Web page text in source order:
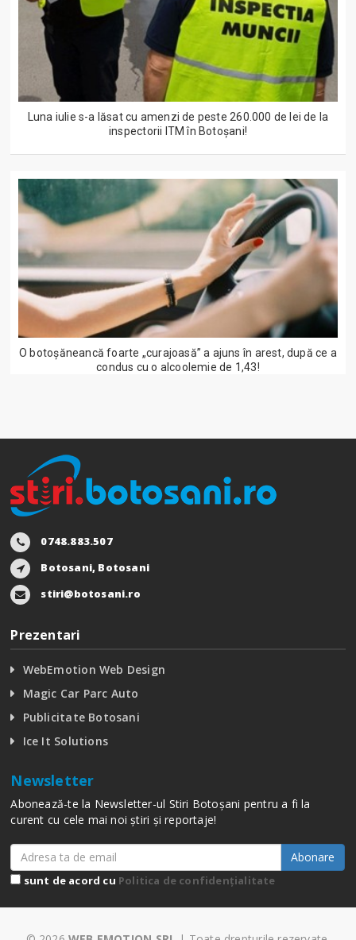
Luna iulie s-a lăsat cu amenzi de peste 260.000 de lei de la
inspectorii ITM în Botoșani!
O botoșăneancă foarte „curajoasă” a ajuns în arest, după ce a
condus cu o alcoolemie de 1,43!
0748.883.507
Botosani, Botosani
stiri@botosani.ro
Prezentari
WebEmotion Web Design
Magic Car Parc Auto
Publicitate Botosani
Ice It Solutions
Newsletter
Abonează-te la Newsletter-ul Stiri Botoșani pentru a fi la
curent cu cele mai noi știri și reportaje!
Abonare
sunt de acord cu Politica de confidențialitate